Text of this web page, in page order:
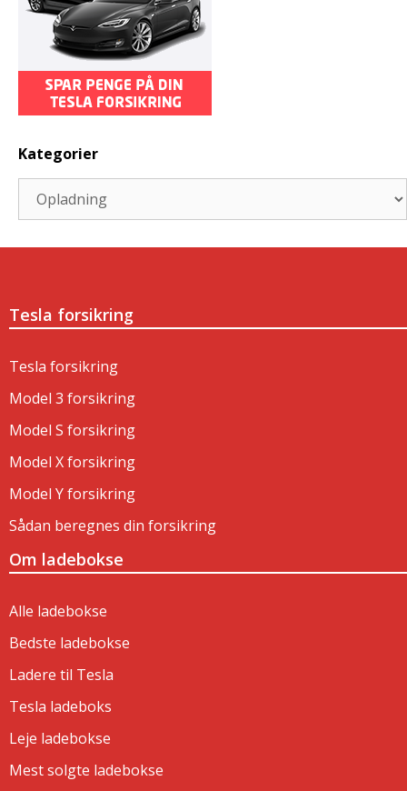
Kategorier
Tesla forsikring
Tesla forsikring
Model 3 forsikring
Model S forsikring
Model X forsikring
Model Y forsikring
Sådan beregnes din forsikring
Om ladebokse
Alle ladebokse
Bedste ladebokse
Ladere til Tesla
Tesla ladeboks
Leje ladebokse
Mest solgte ladebokse